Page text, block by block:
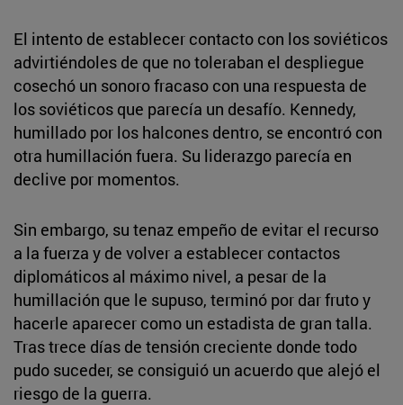
El intento de establecer contacto con los soviéticos
advirtiéndoles de que no toleraban el despliegue
cosechó un sonoro fracaso con una respuesta de
los soviéticos que parecía un desafío. Kennedy,
humillado por los halcones dentro, se encontró con
otra humillación fuera. Su liderazgo parecía en
declive por momentos.
Sin embargo, su tenaz empeño de evitar el recurso
a la fuerza y de volver a establecer contactos
diplomáticos al máximo nivel, a pesar de la
humillación que le supuso, terminó por dar fruto y
hacerle aparecer como un estadista de gran talla.
Tras trece días de tensión creciente donde todo
pudo suceder, se consiguió un acuerdo que alejó el
riesgo de la guerra.